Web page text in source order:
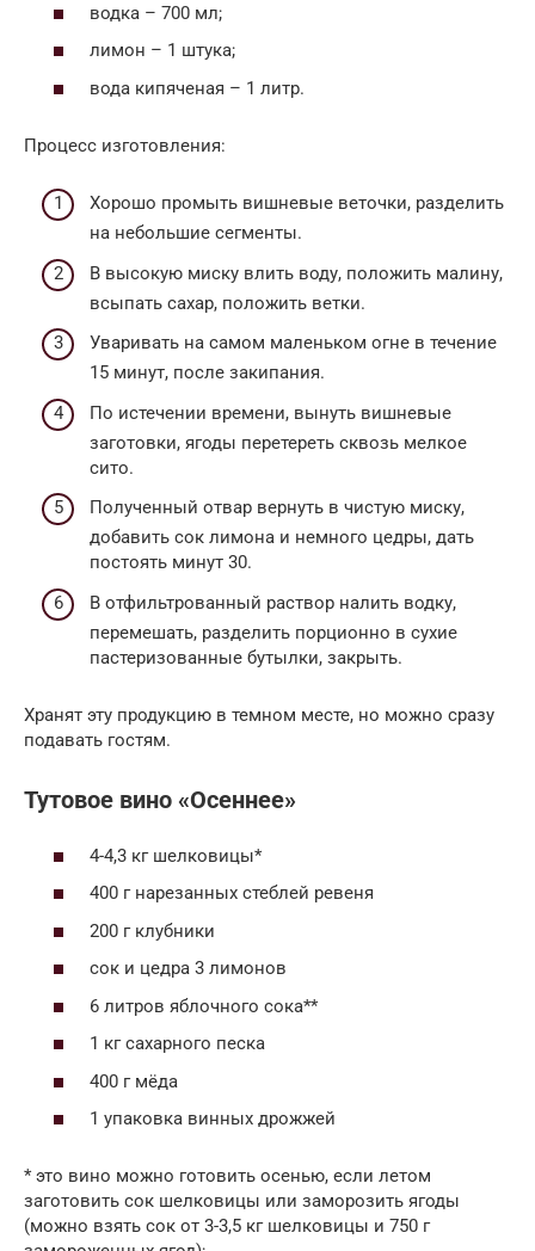
водка – 700 мл;
лимон – 1 штука;
вода кипяченая – 1 литр.
Процесс изготовления:
Хорошо промыть вишневые веточки, разделить
на небольшие сегменты.
В высокую миску влить воду, положить малину,
всыпать сахар, положить ветки.
Уваривать на самом маленьком огне в течение
15 минут, после закипания.
По истечении времени, вынуть вишневые
заготовки, ягоды перетереть сквозь мелкое
сито.
Полученный отвар вернуть в чистую миску,
добавить сок лимона и немного цедры, дать
постоять минут 30.
В отфильтрованный раствор налить водку,
перемешать, разделить порционно в сухие
пастеризованные бутылки, закрыть.
Хранят эту продукцию в темном месте, но можно сразу
подавать гостям.
Тутовое вино «Осеннее»
4-4,3 кг шелковицы*
400 г нарезанных стеблей ревеня
200 г клубники
сок и цедра 3 лимонов
6 литров яблочного сока**
1 кг сахарного песка
400 г мёда
1 упаковка винных дрожжей
* это вино можно готовить осенью, если летом
заготовить сок шелковицы или заморозить ягоды
(можно взять сок от 3-3,5 кг шелковицы и 750 г